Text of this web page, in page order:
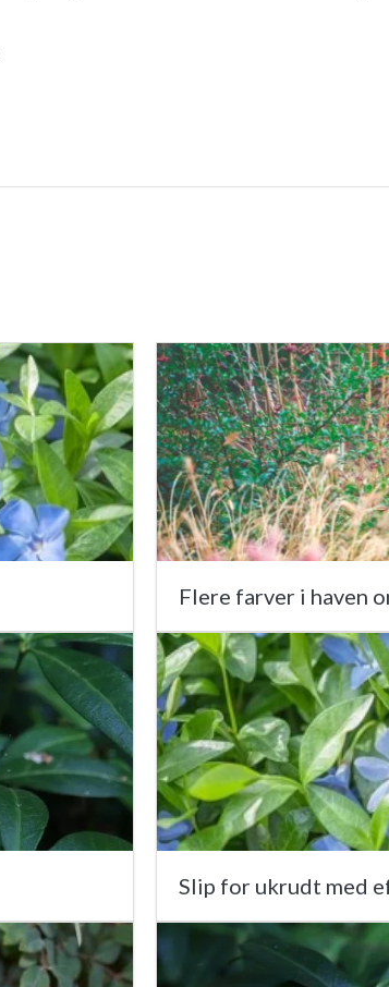
Flere farver i haven
Slip for ukrudt med